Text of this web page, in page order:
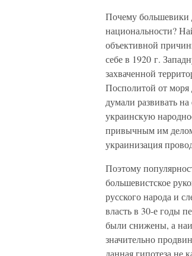
Почему большевики
национальности?
объективной
себе в 1920 г.
захваченной
Посполитой от моря
думали развивать
украинскую
привычным им
украинизация
Поэтому
большевистское
русского народа и
власть в 30-е годы
были снижены, а
значительно
данная гипотеза не